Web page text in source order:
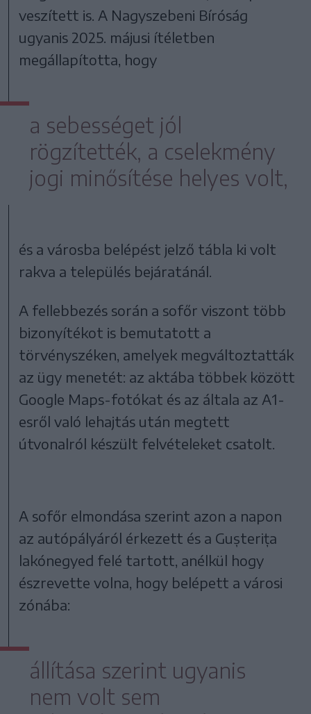
veszített is. A Nagyszebeni Bíróság
ugyanis 2025. májusi ítéletben
megállapította, hogy
a sebességet jól
rögzítették, a cselekmény
jogi minősítése helyes volt,
és a városba belépést jelző tábla ki volt
rakva a település bejáratánál.
A fellebbezés során a sofőr viszont több
bizonyítékot is bemutatott a
törvényszéken, amelyek megváltoztatták
az ügy menetét: az aktába többek között
Google Maps-fotókat és az általa az A1-
esről való lehajtás után megtett
útvonalról készült felvételeket csatolt.
A sofőr elmondása szerint azon a napon
az autópályáról érkezett és a Gușterița
lakónegyed felé tartott, anélkül hogy
észrevette volna, hogy belépett a városi
zónába:
állítása szerint ugyanis
nem volt sem